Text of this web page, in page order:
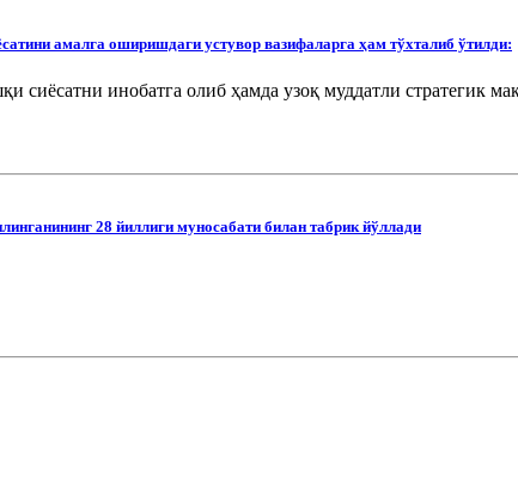
амалга оширишдаги устувор вазифаларга ҳам тўхталиб ўтилди:
сиёсатни инобатга олиб ҳамда узоқ муддатли стратегик
28 йиллиги муносабати билан табрик йўллади